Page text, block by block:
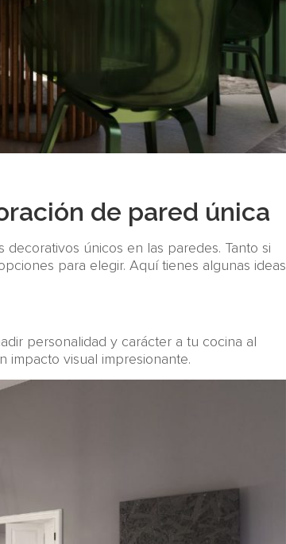
de pared única
únicos en las paredes. Tanto si
para elegir. Aquí tienes algunas ideas
personalidad y carácter a tu cocina al
impacto visual impresionante.